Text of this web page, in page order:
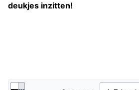
deukjes inzitten!